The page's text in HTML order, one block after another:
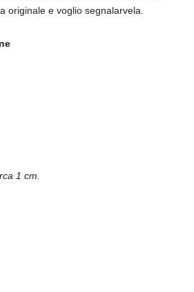
originale e voglio segnalarvela.
1 cm.